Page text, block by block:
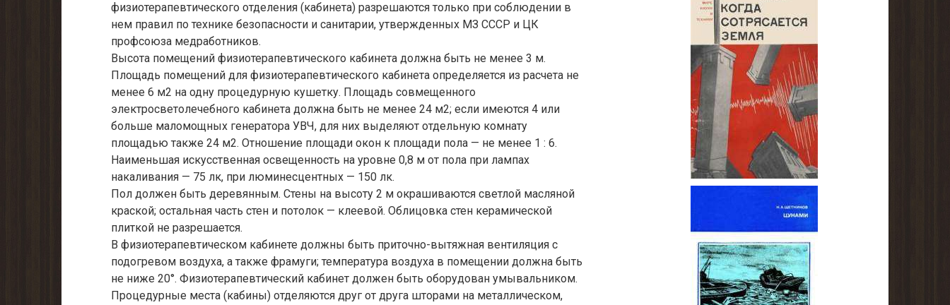
физиотерапевтического отделения (кабинета) разрешаются только при соблюдении в
нем правил по технике безопасности и санитарии, утвержденных МЗ СССР и ЦК
профсоюза медработников.
Высота помещений физиотерапевтического кабинета должна быть не менее 3 м.
Площадь помещений для физиотерапевтического кабинета определяется из расчета не
менее 6 м2 на одну процедурную кушетку. Площадь совмещенного
электросветолечебного кабинета должна быть не менее 24 м2; если имеются 4 или
больше маломощных генератора УВЧ, для них выделяют отдельную комнату
площадью также 24 м2. Отношение площади окон к площади пола — не менее 1 : 6.
Наименьшая искусственная освещенность на уровне 0,8 м от пола при лампах
накаливания — 75 лк, при люминесцентных — 150 лк.
Пол должен быть деревянным. Стены на высоту 2 м окрашиваются светлой масляной
краской; остальная часть стен и потолок — клеевой. Облицовка стен керамической
плиткой не разрешается.
В физиотерапевтическом кабинете должны быть приточно-вытяжная вентиляция с
подогревом воздуха, а также фрамуги; температура воздуха в помещении должна быть
не ниже 20°. Физиотерапевтический кабинет должен быть оборудован умывальником.
Процедурные места (кабины) отделяются друг от друга шторами на металлическом,